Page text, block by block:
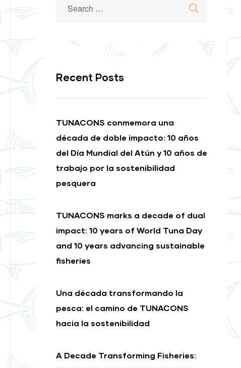
Search
Recent Posts
TUNACONS conmemora una
década de doble impacto: 10 años
del Día Mundial del Atún y 10 años de
trabajo por la sostenibilidad
pesquera
TUNACONS marks a decade of dual
impact: 10 years of World Tuna Day
and 10 years advancing sustainable
fisheries
Una década transformando la
pesca: el camino de TUNACONS
hacia la sostenibilidad
A Decade Transforming Fisheries: